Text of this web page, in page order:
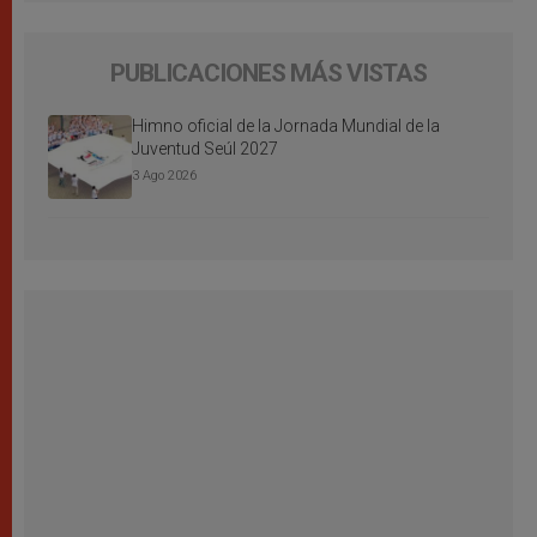
PUBLICACIONES MÁS VISTAS
Himno oficial de la Jornada Mundial de la
Juventud Seúl 2027
3 Ago 2026